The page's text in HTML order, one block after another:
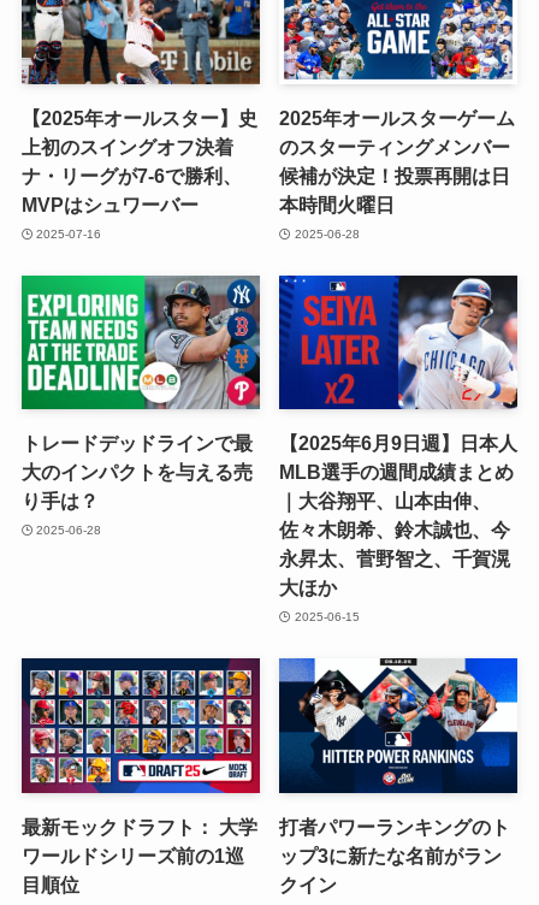
【2025年オールスター】史
上初のスイングオフ決着
ナ・リーグが7-6で勝利、
MVPはシュワーバー
2025-07-16
2025年オールスターゲーム
のスターティングメンバー
候補が決定！投票再開は日
本時間火曜日
2025-06-28
トレードデッドラインで最
大のインパクトを与える売
り手は？
2025-06-28
【2025年6月9日週】日本人
MLB選手の週間成績まとめ
｜大谷翔平、山本由伸、
佐々木朗希、鈴木誠也、今
永昇太、菅野智之、千賀滉
大ほか
2025-06-15
最新モックドラフト： 大学
ワールドシリーズ前の1巡
目順位
打者パワーランキングのト
ップ3に新たな名前がラン
クイン